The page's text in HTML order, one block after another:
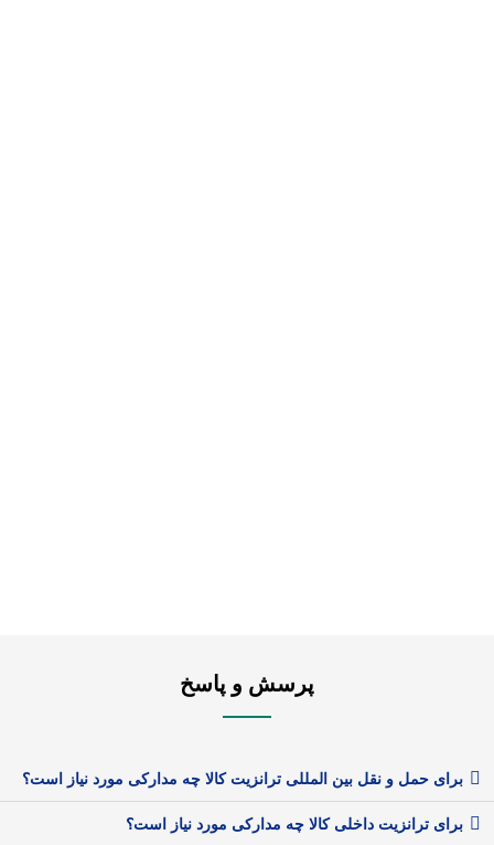
پرسش و پاسخ
برای حمل و نقل بین المللی ترانزیت کالا چه مدارکی مورد نیاز است؟
برای ترانزیت داخلی کالا چه مدارکی مورد نیاز است؟